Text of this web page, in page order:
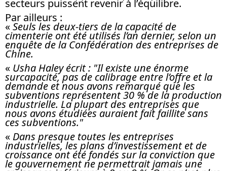
secteurs puissent revenir à l’équilibre.
Par ailleurs :
«Seuls les deux-tiers de la capacité de
cimenterie ont été utilisés l’an dernier, selon un
enquête de la Confédération des entreprises de
Chine.
« Usha Haley écrit : "Il existe une énorme
surcapacité, pas de calibrage entre l’offre et la
demande et nous avons remarqué que les
subventions représentent 30 % de la production
industrielle. La plupart des entreprises que
nous avons étudiées auraient fait faillite sans
ces subventions."
« Dans presque toutes les entreprises
industrielles, les plans d’investissement et de
croissance ont été fondés sur la conviction que
le gouvernement ne permettrait jamais une